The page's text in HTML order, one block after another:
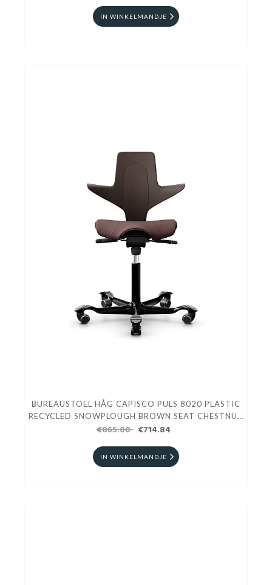
IN WINKELMANDJE
BUREAUSTOEL HÅG CAPISCO PULS 8020 PLASTIC
RECYCLED SNOWPLOUGH BROWN SEAT CHESTNUT
VOET ZWART
€865.00 €714.84
IN WINKELMANDJE